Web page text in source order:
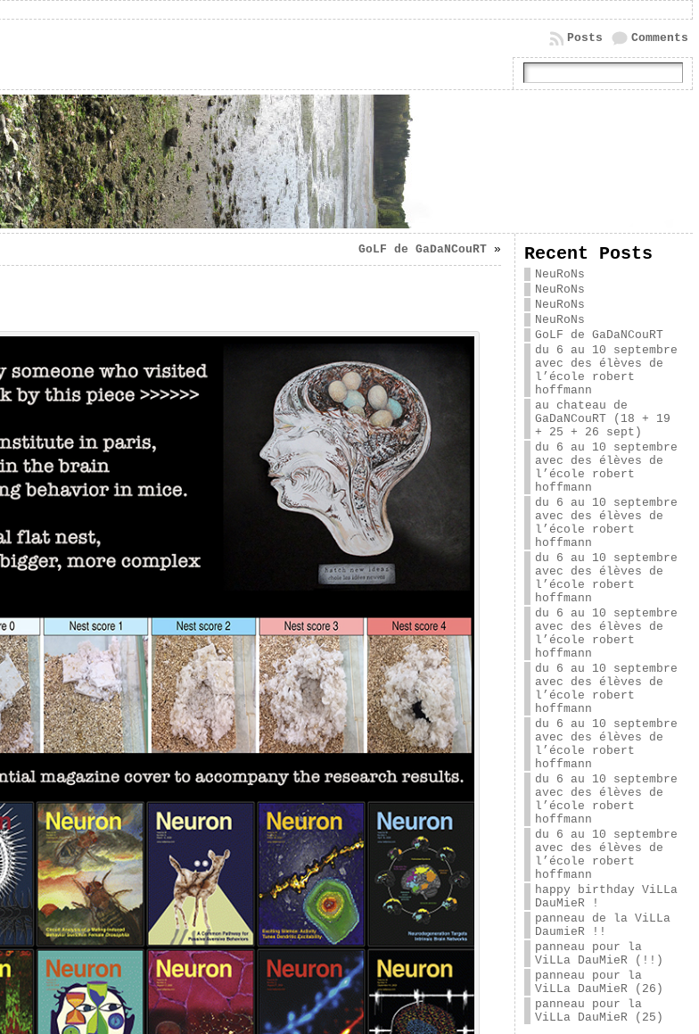
Comments
Posts
GoLF de GaDaNCouRT» Recent Posts
NeuRoNs
NeuRoNs
NeuRoNs
NeuRoNs
GoLF de GaDaNCouRT
du 6 au 10 septembre
avec des élèves de
l’école robert
hoffmann
au chateau de
GaDaNCouRT (18 + 19
+ 25 + 26 sept)
du 6 au 10 septembre
avec des élèves de
l’école robert
hoffmann
du 6 au 10 septembre
avec des élèves de
l’école robert
hoffmann
du 6 au 10 septembre
avec des élèves de
l’école robert
hoffmann
du 6 au 10 septembre
avec des élèves de
l’école robert
hoffmann
du 6 au 10 septembre
avec des élèves de
l’école robert
hoffmann
du 6 au 10 septembre
avec des élèves de
l’école robert
hoffmann
du 6 au 10 septembre
avec des élèves de
l’école robert
hoffmann
du 6 au 10 septembre
avec des élèves de
l’école robert
hoffmann
happy birthday ViLLa
DauMieR !
panneau de la ViLLa
DaumieR !!
panneau pour la
ViLLa DauMieR (!!)
panneau pour la
ViLLa DauMieR (26)
panneau pour la
ViLLa DauMieR (25)